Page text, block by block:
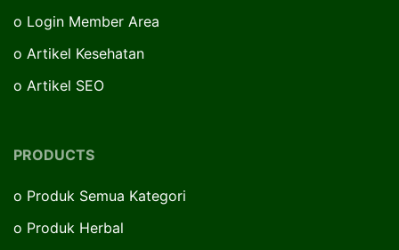
o Login Member Area
o Artikel Kesehatan
o Artikel SEO
PRODUCTS
o Produk Semua Kategori
o Produk Herbal